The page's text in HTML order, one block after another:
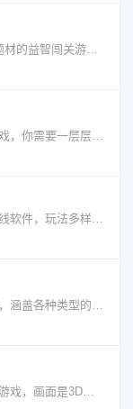
帮她相亲2九游版是一款以相亲为题材的益智闯关游戏。在游戏中，你需要帮助主角解决相
魔塔是一款像素风格的冒险闯关游戏，你需要一层层探索高塔，解开谜题，打败怪物，最终
PicoPico是一款主打声音社交的在线软件，玩法多样，非常适合年轻人用来交友和
轻音社软件以音乐社区为主要功能，涵盖各种类型的音乐资源，用户可以使用软件去在线管
子弹风暴完全版是一款俯视角射击游戏，画面是3D的，挺精致。你扮演一名雇佣兵，要完